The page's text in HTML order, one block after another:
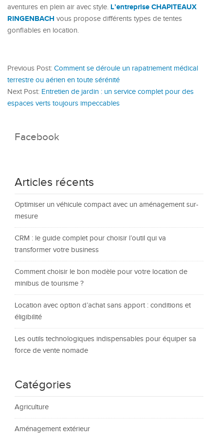
aventures en plein air avec style. L’entreprise CHAPITEAUX
RINGENBACH vous propose différents types de tentes
gonflables en location.
Previous Post: Comment se déroule un rapatriement médical
terrestre ou aérien en toute sérénité
Next Post: Entretien de jardin : un service complet pour des
espaces verts toujours impeccables
Facebook
Articles récents
Optimiser un véhicule compact avec un aménagement sur-
mesure
CRM : le guide complet pour choisir l’outil qui va
transformer votre business
Comment choisir le bon modèle pour votre location de
minibus de tourisme ?
Location avec option d’achat sans apport : conditions et
éligibilité
Les outils technologiques indispensables pour équiper sa
force de vente nomade
Catégories
Agriculture
Aménagement extérieur